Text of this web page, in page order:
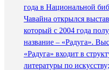
года в Национальной
Чавайна открылся
который с 2004 года
название – «Радуга».
«Радуга» входит в
литературы по